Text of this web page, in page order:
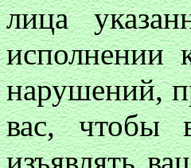
лица
исполнении
нарушений,
вас, чтобы